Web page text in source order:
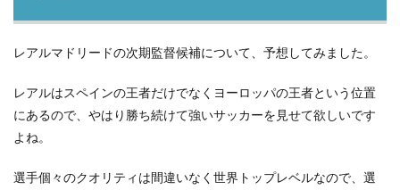
レアルマドリードの次期監督候補について、予想してみました。
レアルはスペインの王者だけでなくヨーロッパの王者という位置
にあるので、やはり勝ち続けて強いサッカーを見せて欲しいです
よね。
選手個々のクオリティは間違いなく世界トップレベルなので、選